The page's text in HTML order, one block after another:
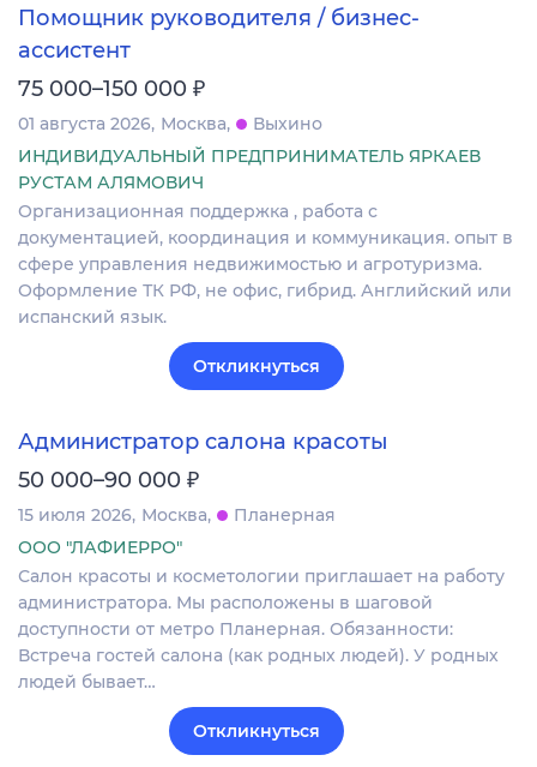
Помощник руководителя / бизнес-
ассистент
75 000–150 000 ₽
01 августа 2026 Москва
Выхино
ИНДИВИДУАЛЬНЫЙ ПРЕДПРИНИМАТЕЛЬ ЯРКАЕВ
РУСТАМ АЛЯМОВИЧ
Организационная поддержка , работа с
документацией, координация и коммуникация. опыт в
сфере управления недвижимостью и агротуризма.
Оформление ТК РФ, не офис, гибрид. Английский или
испанский язык.
Откликнуться
Администратор салона красоты
50 000–90 000 ₽
15 июля 2026 Москва
Планерная
ООО "ЛАФИЕРРО"
Салон красоты и косметологии приглашает на работу
администратора. Мы расположены в шаговой
доступности от метро Планерная. Обязанности:
Встреча гостей салона (как родных людей). У родных
людей бывает…
Откликнуться